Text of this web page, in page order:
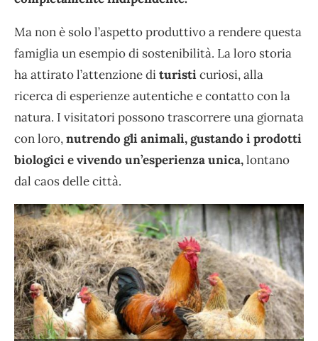
Ma non è solo l’aspetto produttivo a rendere questa
famiglia un esempio di sostenibilità. La loro storia
ha attirato l’attenzione dituristicuriosi, alla
ricerca di esperienze autentiche e contatto con la
natura. I visitatori possono trascorrere una giornata
con loro,nutrendo gli animali, gustando i prodotti
biologici e vivendo un’esperienza unica,lontano
dal caos delle città.